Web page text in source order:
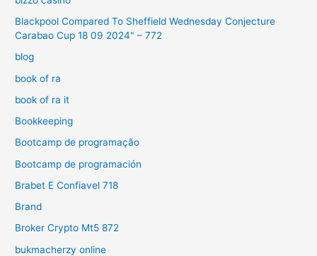
Blackpool Compared To Sheffield Wednesday Conjecture
Carabao Cup 18 09 2024" – 772
blog
book of ra
book of ra it
Bookkeeping
Bootcamp de programação
Bootcamp de programación
Brabet E Confiavel 718
Brand
Broker Crypto Mt5 872
bukmacherzy online